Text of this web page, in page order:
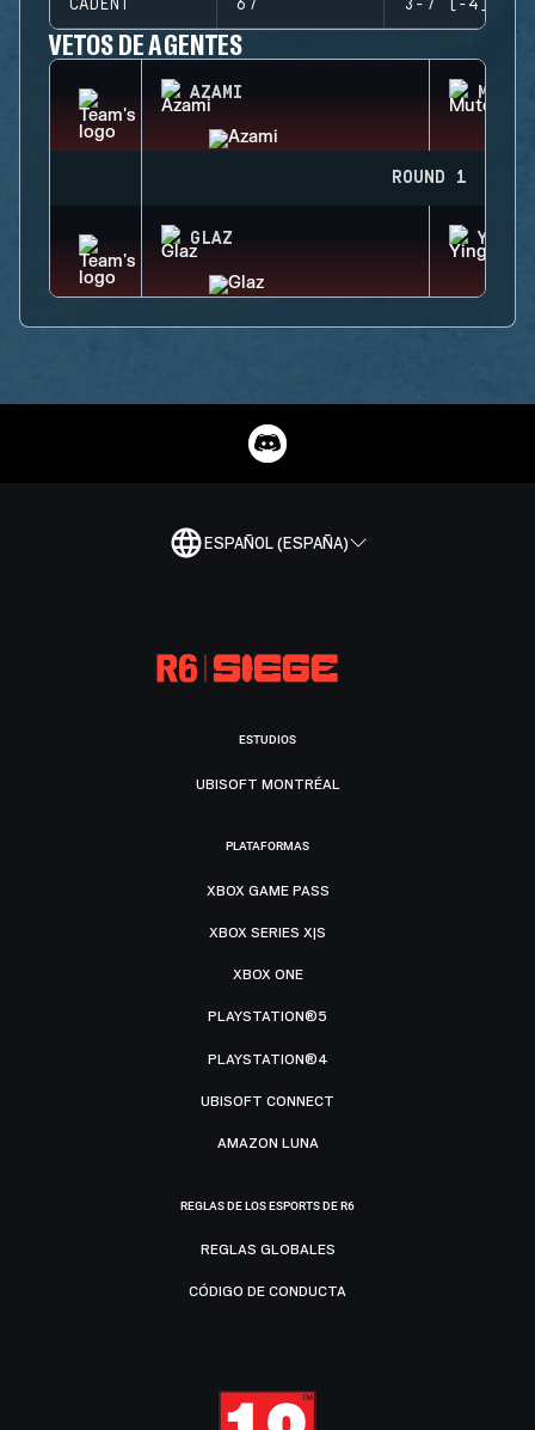
CADENT 67 3-7 (-4)
VETOS DE AGENTES
AZAMI MUTE
ROUND 1
GLAZ YING
ESPAÑOL (ESPAÑA)
ESTUDIOS
UBISOFT MONTRÉAL
PLATAFORMAS
XBOX GAME PASS
XBOX SERIES X|S
XBOX ONE
PLAYSTATION®5
PLAYSTATION®4
UBISOFT CONNECT
AMAZON LUNA
REGLAS DE LOS ESPORTS DE R6
REGLAS GLOBALES
CÓDIGO DE CONDUCTA